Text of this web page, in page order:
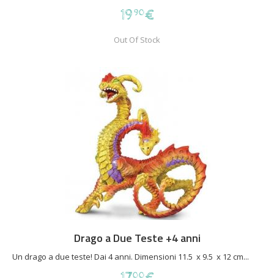
1990€
Out Of Stock
Drago a Due Teste +4 anni
Un drago a due teste! Dai 4 anni. Dimensioni 11.5 x 9.5 x 12 cm...
00